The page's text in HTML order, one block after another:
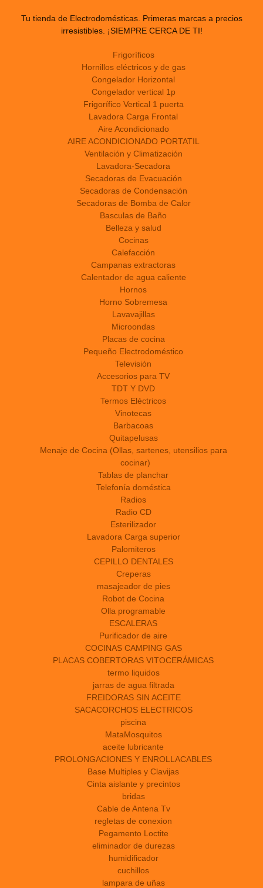
Tu tienda de Electrodomésticas. Primeras marcas a precios
irresistibles. ¡SIEMPRE CERCA DE TI!
Frigoríficos
Hornillos eléctricos y de gas
Congelador Horizontal
Congelador vertical 1p
Frigorífico Vertical 1 puerta
Lavadora Carga Frontal
Aire Acondicionado
AIRE ACONDICIONADO PORTATIL
Ventilación y Climatización
Lavadora-Secadora
Secadoras de Evacuación
Secadoras de Condensación
Secadoras de Bomba de Calor
Basculas de Baño
Belleza y salud
Cocinas
Calefacción
Campanas extractoras
Calentador de agua caliente
Hornos
Horno Sobremesa
Lavavajillas
Microondas
Placas de cocina
Pequeño Electrodoméstico
Televisión
Accesorios para TV
TDT Y DVD
Termos Eléctricos
Vinotecas
Barbacoas
Quitapelusas
Menaje de Cocina (Ollas, sartenes, utensilios para
cocinar)
Tablas de planchar
Telefonía doméstica
Radios
Radio CD
Esterilizador
Lavadora Carga superior
Palomiteros
CEPILLO DENTALES
Creperas
masajeador de pies
Robot de Cocina
Olla programable
ESCALERAS
Purificador de aire
COCINAS CAMPING GAS
PLACAS COBERTORAS VITOCERÁMICAS
termo liquidos
jarras de agua filtrada
FREIDORAS SIN ACEITE
SACACORCHOS ELECTRICOS
piscina
MataMosquitos
aceite lubricante
PROLONGACIONES Y ENROLLACABLES
Base Multiples y Clavijas
Cinta aislante y precintos
bridas
Cable de Antena Tv
regletas de conexion
Pegamento Loctite
eliminador de durezas
humidificador
cuchillos
lampara de uñas